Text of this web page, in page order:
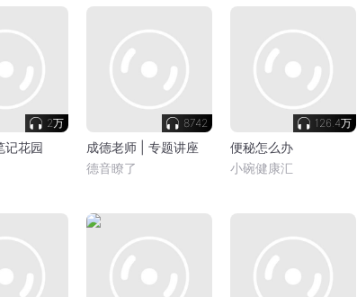
2万
记花园
8742
成德老师 | 专题讲座
德音瞭了
126.4万
便秘怎么办
小碗健康汇